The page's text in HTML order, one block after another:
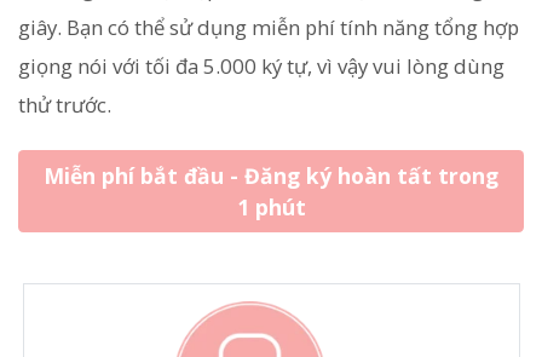
giây. Bạn có thể sử dụng miễn phí tính năng tổng hợp
giọng nói với tối đa 5.000 ký tự, vì vậy vui lòng dùng
thử trước.
Miễn phí bắt đầu - Đăng ký hoàn tất trong
1 phút